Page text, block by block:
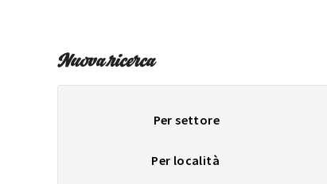
Nuova ricerca
Per settore
Per località